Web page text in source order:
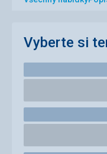
Vyberte si